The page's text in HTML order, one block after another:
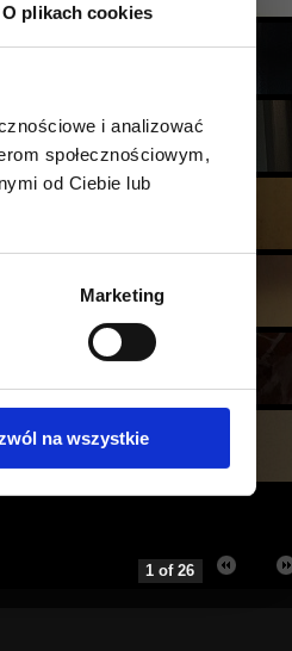
O plikach cookies
i analizować
społecznościowym,
od Ciebie lub
Marketing
na wszystkie
1 of 26